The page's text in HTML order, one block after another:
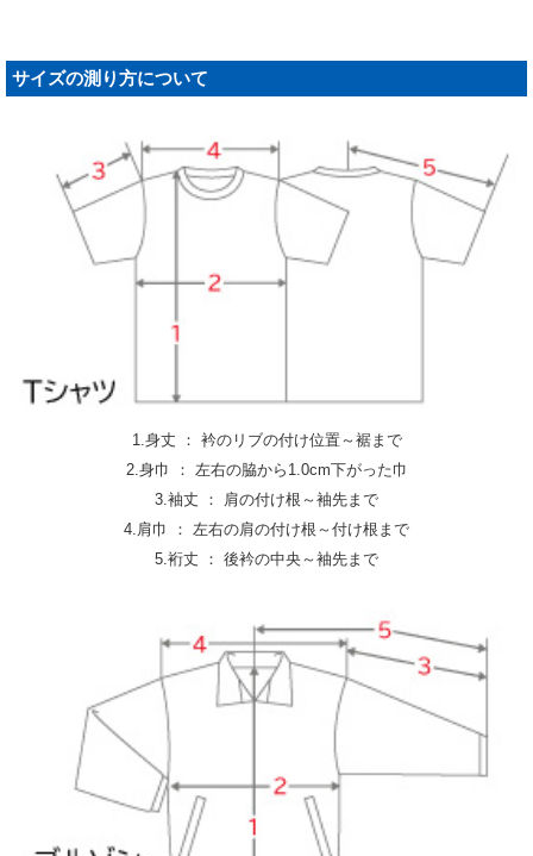
サイズの測り方について
1.身丈 ： 衿のリブの付け位置～裾まで
2.身巾 ： 左右の脇から1.0cm下がった巾
3.袖丈 ： 肩の付け根～袖先まで
4.肩巾 ： 左右の肩の付け根～付け根まで
5.裄丈 ： 後衿の中央～袖先まで